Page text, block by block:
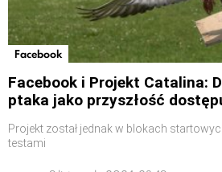
Facebook
Facebook i Projekt Catalina:
ptaka jako przyszłość
Projekt został jednak w blokach
testami